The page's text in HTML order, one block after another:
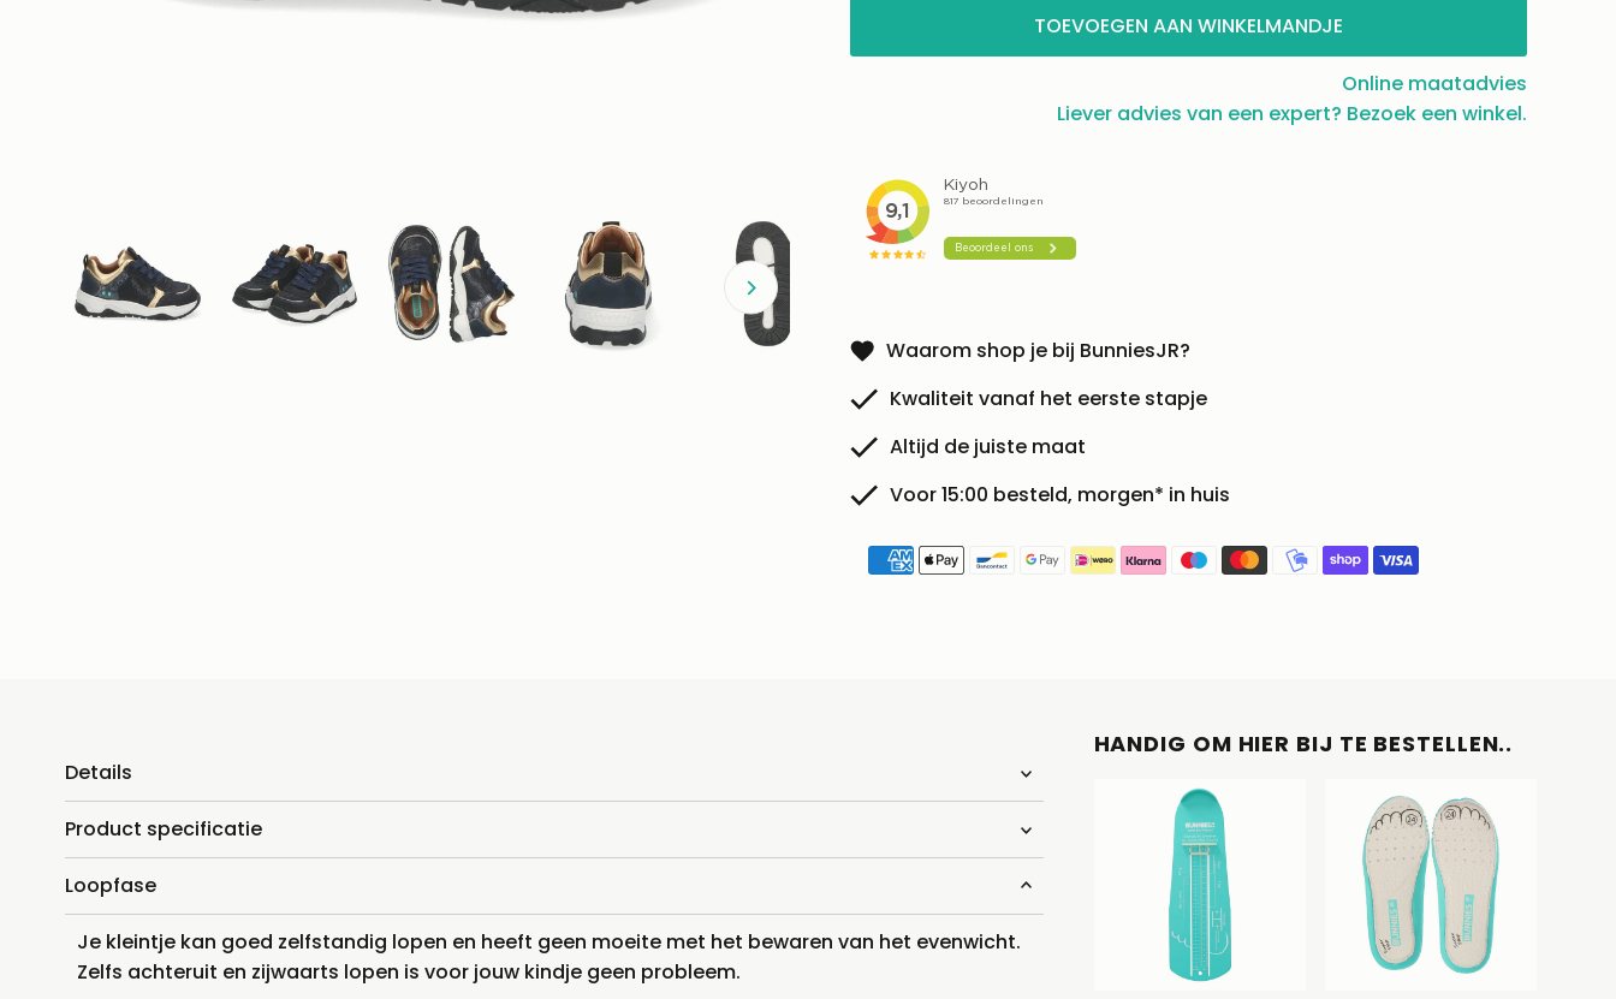
TOEVOEGEN AAN WINKELMANDJE
Online maatadvies
Liever advies van een expert? Bezoek een winkel.
Waarom shop je bij BunniesJR?
Kwaliteit vanaf het eerste stapje
Altijd de juiste maat
Voor 15:00 besteld, morgen* in huis
Details
Product specificatie
Loopfase
Je kleintje kan goed zelfstandig lopen en heeft geen moeite met het bewaren van het evenwicht.
Zelfs achteruit en zijwaarts lopen is voor jouw kindje geen probleem.
HANDIG OM HIER BIJ TE BESTELLEN..